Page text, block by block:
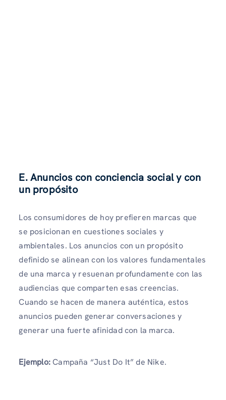
E. Anuncios con conciencia social y con
un propósito
Los consumidores de hoy prefieren marcas que
se posicionan en cuestiones sociales y
ambientales. Los anuncios con un propósito
definido se alinean con los valores fundamentales
de una marca y resuenan profundamente con las
audiencias que comparten esas creencias.
Cuando se hacen de manera auténtica, estos
anuncios pueden generar conversaciones y
generar una fuerte afinidad con la marca.
Ejemplo:Campaña “Just Do It” de Nike.